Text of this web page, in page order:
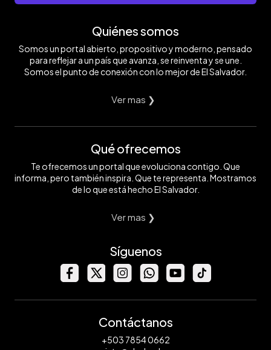
Quiénes somos
Somos un portal abierto, propositivo y moderno, pensado
para reflejar a un país que avanza, se reinventa y se une.
Somos el punto de conexión con lo mejor de El Salvador.
Ver mas ❯
Qué ofrecemos
Te ofrecemos un portal que evoluciona contigo. Que
informa, pero también inspira. Que te representa. Mostramos
de lo que está hecho El Salvador.
Ver mas ❯
Síguenos
Contáctanos
+503 7854 0662